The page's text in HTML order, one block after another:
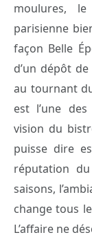
moulures,
parisienne
façon Belle
d’un dépôt
au tournant
est l’une
vision du
puisse dire
réputation
saisons,
change tous
L’affaire ne